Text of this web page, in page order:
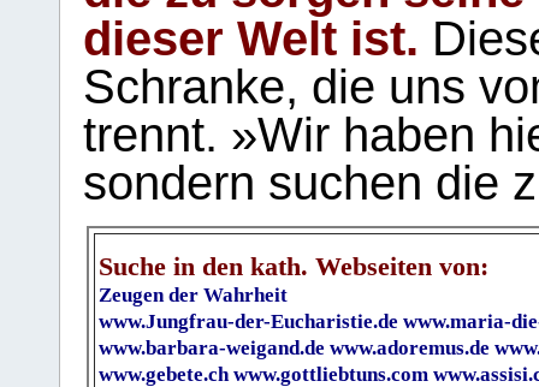
dieser Welt ist.
Schranke, die uns
trennt. »Wir haben
sondern suchen die
Suche in den kath. Webseiten von:
Zeugen der Wahrheit
www.Jungfrau-der-Eucharistie.de www.maria-
www.barbara-weigand.de www.adoremus.de
www.gebete.ch www.gottliebtuns.com